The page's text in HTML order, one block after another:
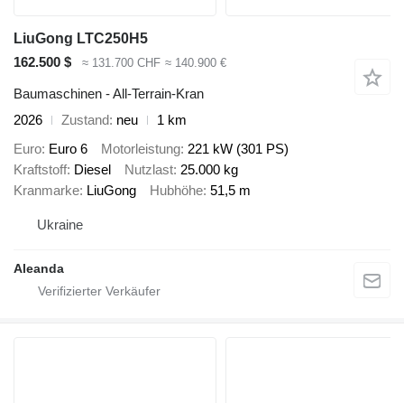
LiuGong LTC250H5
162.500 $
≈ 131.700 CHF ≈ 140.900 €
Baumaschinen - All-Terrain-Kran
2026
Zustand neu
1 km
Euro Euro 6 Motorleistung 221 kW (301 PS)
Kraftstoff Diesel Nutzlast 25.000 kg
Kranmarke LiuGong Hubhöhe 51,5 m
Ukraine
Aleanda